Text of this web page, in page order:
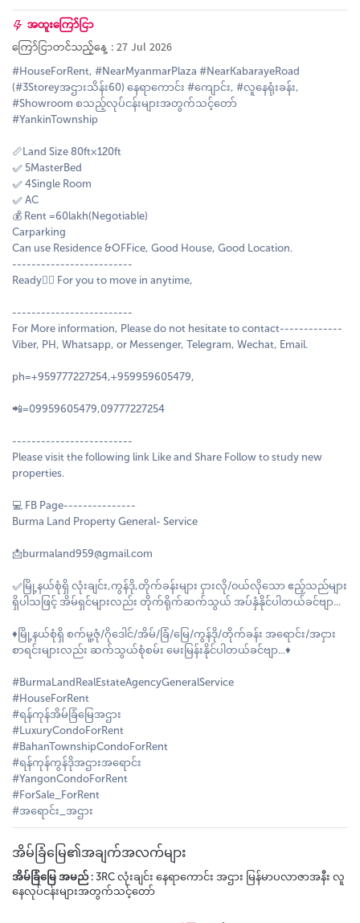
အထူးကြော်ငြာ
ကြော်ငြာတင်သည့်နေ့ : 27 Jul 2026
#HouseForRent, #NearMyanmarPlaza #NearKabarayeRoad
(#3Storeyအဌားသိန်း60) နေရာကောင်း #ကျောင်း, #လူနေရုံးခန်း,
#Showroom စသည့်လုပ်ငန်းများအတွက်သင့်တော်
#YankinTownship
📏Land Size 80ft×120ft
✅ 5MasterBed
✅ 4Single Room
✅ AC
💰 Rent =60lakh(Negotiable)
Carparking
Can use Residence &OFFice, Good House, Good Location.
-------------------------
Ready🙋‍♂️ For you to move in anytime,
-------------------------
For More information, Please do not hesitate to contact-------------
Viber, PH, Whatsapp, or Messenger, Telegram, Wechat, Email.
ph=+959777227254,+959959605479,
📲=09959605479,09777227254
-------------------------
Please visit the following link Like and Share Follow to study new
properties.
💻 FB Page---------------
Burma Land Property General- Service
📩burmaland959@gmail.com
✅မြို့နယ်စုံရှိ လုံးချင်း,ကွန်ဒို,တိုက်ခန်းများ ငှားလို/၀ယ်လိုသော ဧည့်သည်များ
ရှိပါသဖြင့် အိမ်ရှင်များလည်း တိုက်ရိုက်ဆက်သွယ် အပ်နှံနိုင်ပါတယ်ခင်ဗျာ...
♦️မြို့နယ်စုံရှိ စက်မူ့ဇုံ/ဂိုဒေါင်/အိမ်/ခြံ/မြေ/ကွန်ဒို/တိုက်ခန်း အရောင်း/အငှား
စာရင်းများလည်း ဆက်သွယ်စုံစမ်း မေးမြန်းနိုင်ပါတယ်ခင်ဗျာ...♦️
#BurmaLandRealEstateAgencyGeneralService
#HouseForRent
#ရန်ကုန်အိမ်ခြံမြေအဌား
#LuxuryCondoForRent
#BahanTownshipCondoForRent
#ရန်ကုန်ကွန်ဒိုအဌားအရောင်း
#YangonCondoForRent
#ForSale_ForRent
#အရောင်း_အဌား
အိမ်ခြံမြေ၏အချက်အလက်များ
အိမ်ခြံမြေ အမည် : 3RC လုံးချင်း နေရာကောင်း အဌား မြန်မာပလာဇာအနီး လူ
နေလုပ်ငန်းများအတွက်သင့်တော်